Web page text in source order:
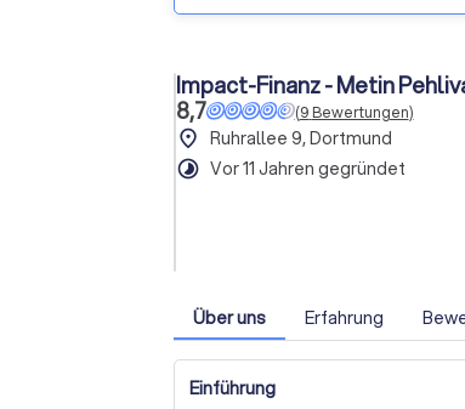
Impact-Finanz - Metin
8,7
(9Bewertungen)
place Ruhrallee 9, Dortmund
timelapse Vor 11 Jahren gegründet
Über uns Erfahrung
Einführung